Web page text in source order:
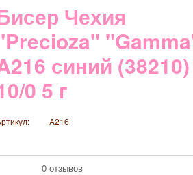
Чехия
синий (38210)
0 5 г
A216
0 отзывов